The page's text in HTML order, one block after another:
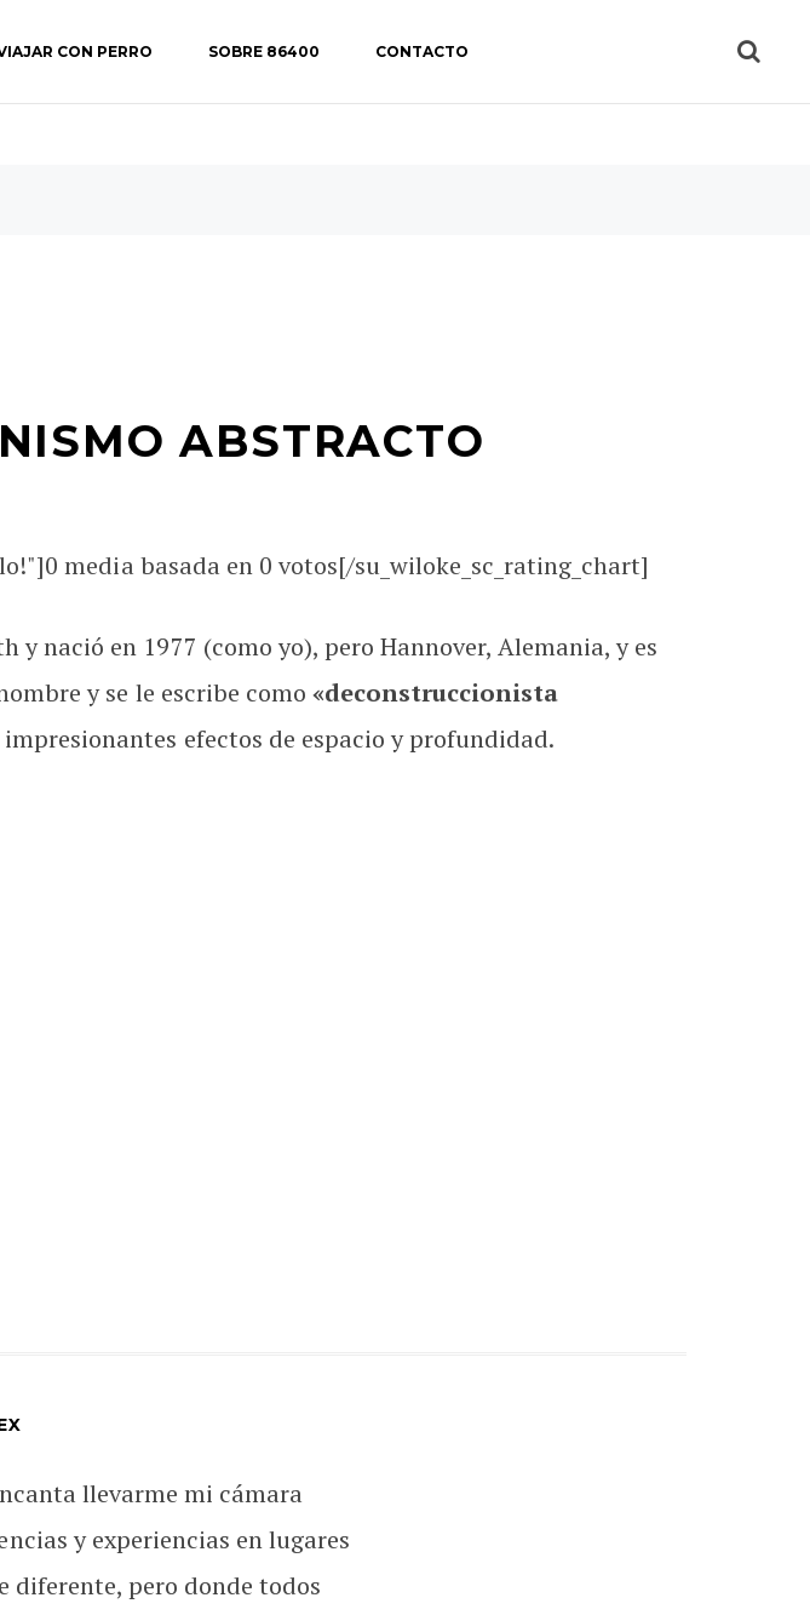
CON PERRO SOBRE 86400 CONTACTO
ABSTRACTO
0media basada en 0 votos[/su_wiloke_sc_rating_chart]
y nació en 1977 (como yo), pero Hannover, Alemania, y es
y se le escribe como «deconstruccionista
efectos de espacio y profundidad.
llevarme mi cámara
y experiencias en lugares
diferente, pero donde todos